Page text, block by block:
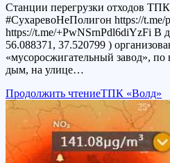
Станции перегрузки отходов
#СухаревоНеПолигон https://t.me/
https://t.me/+PwNSrnPdl6diYzFi В
56.088371, 37.520799 )
«мусоросжигательный завод», по
дым, на улице…
Продолжить чтениеТПК «Волд»